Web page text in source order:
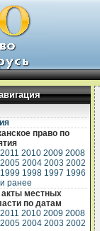
право по
2011 2010 2009 2008
2005 2004 2003 2002
1999 1998 1997 1996
ранее
местных
по датам
2011 2010 2009 2008
2005 2004 2003 2002